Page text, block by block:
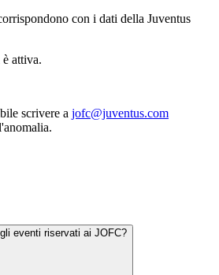
con i dati della Juventus
è attiva.
scrivere a jofc@juventus.com
eventi riservati ai JOFC?